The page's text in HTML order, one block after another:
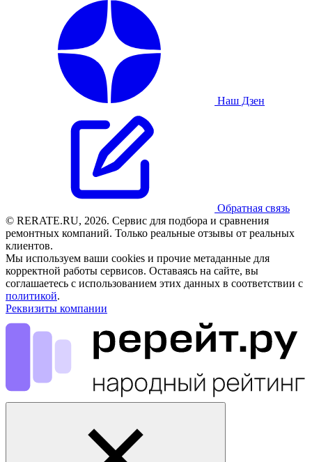
Наш Дзен
Обратная связь
© RERATE.RU, 2026. Сервис для подбора и сравнения
ремонтных компаний. Только реальные отзывы от реальных
клиентов.
Мы используем ваши cookies и прочие метаданные для
корректной работы сервисов. Оставаясь на сайте, вы
соглашаетесь с использованием этих данных в соответствии с
политикой.
Реквизиты компании